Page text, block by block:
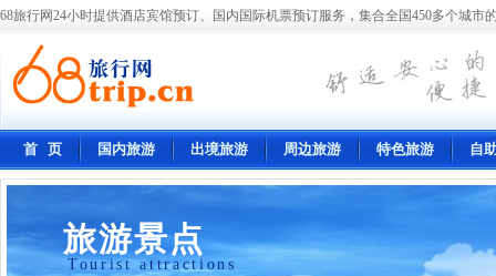
68旅行网24小时提供酒店宾馆预订、国内国际机票预订服务，集合全国450多个城市
首 页 国内旅游 出境旅游 周边旅游 特色旅游 自
旅游景点
Tourist attractions